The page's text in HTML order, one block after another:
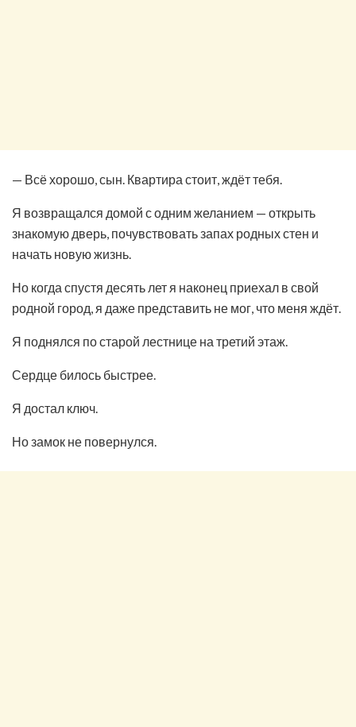
— Всё хорошо, сын. Квартира стоит, ждёт тебя.
Я возвращался домой с одним желанием — открыть
знакомую дверь, почувствовать запах родных стен и
начать новую жизнь.
Но когда спустя десять лет я наконец приехал в свой
родной город, я даже представить не мог, что меня ждёт.
Я поднялся по старой лестнице на третий этаж.
Сердце билось быстрее.
Я достал ключ.
Но замок не повернулся.